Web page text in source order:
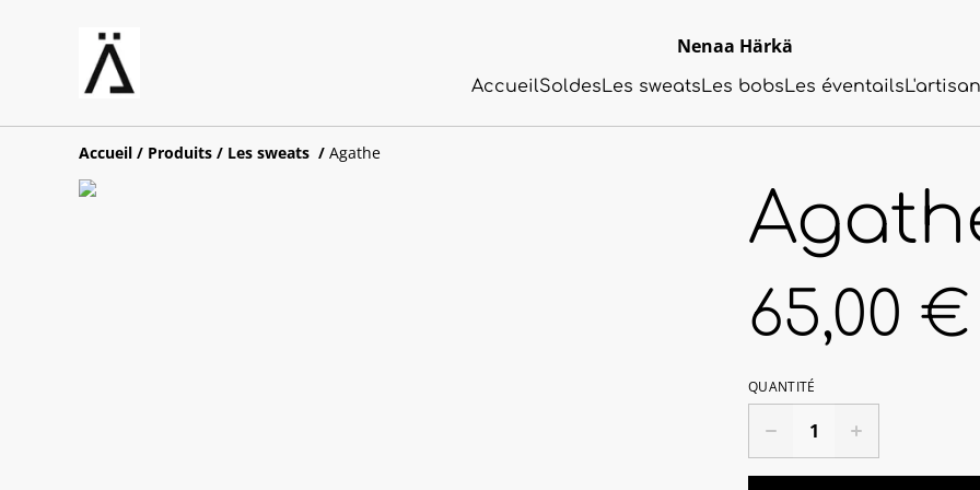
Nenaa Härkä
AccueilSoldesLes sweatsLes bobsLes éventails
Accueil / Produits / Les sweats / Agathe
65,00 €
QUANTITÉ